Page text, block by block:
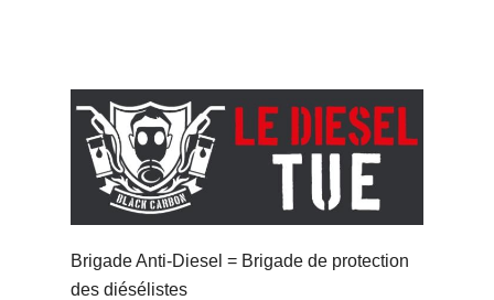
Brigade Anti-Diesel = Brigade de protection
des diésélistes